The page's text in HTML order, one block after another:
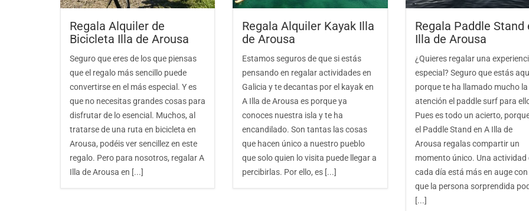
Búsqueda del tesoro para
Senderismo ruta da pedra e da
Snorkel
Snorkel para niños en el litoral
Regala Alquiler de
Bicicleta Illa de Arousa
Seguro que eres de los que piensas
que el regalo más sencillo puede
convertirse en el más especial. Y es
que no necesitas grandes cosas para
disfrutar de lo esencial. Muchos, al
tratarse de una ruta en bicicleta en
Arousa, podéis ver sencillez en este
regalo. Pero para nosotros, regalar A
Illa de Arousa en [...]
Regala Alquiler Kayak Illa
de Arousa
Estamos seguros de que si estás
pensando en regalar actividades en
Galicia y te decantas por el kayak en
A Illa de Arousa es porque ya
conoces nuestra isla y te ha
encandilado. Son tantas las cosas
que hacen único a nuestro pueblo
que solo quien lo visita puede llegar a
percibirlas. Por ello, es [...]
Regala Paddle Stand
Illa de Arousa
¿Quieres regalar una
especial? Seguro que estás
porque te ha llamado mucho la
atención el paddle surf para
Pues es todo un acierto,
el Paddle Stand en A Illa de
Arousa regalas compartir un
momento único. Una actividad
cada día está más en auge con
que la persona sorprendida
[...]